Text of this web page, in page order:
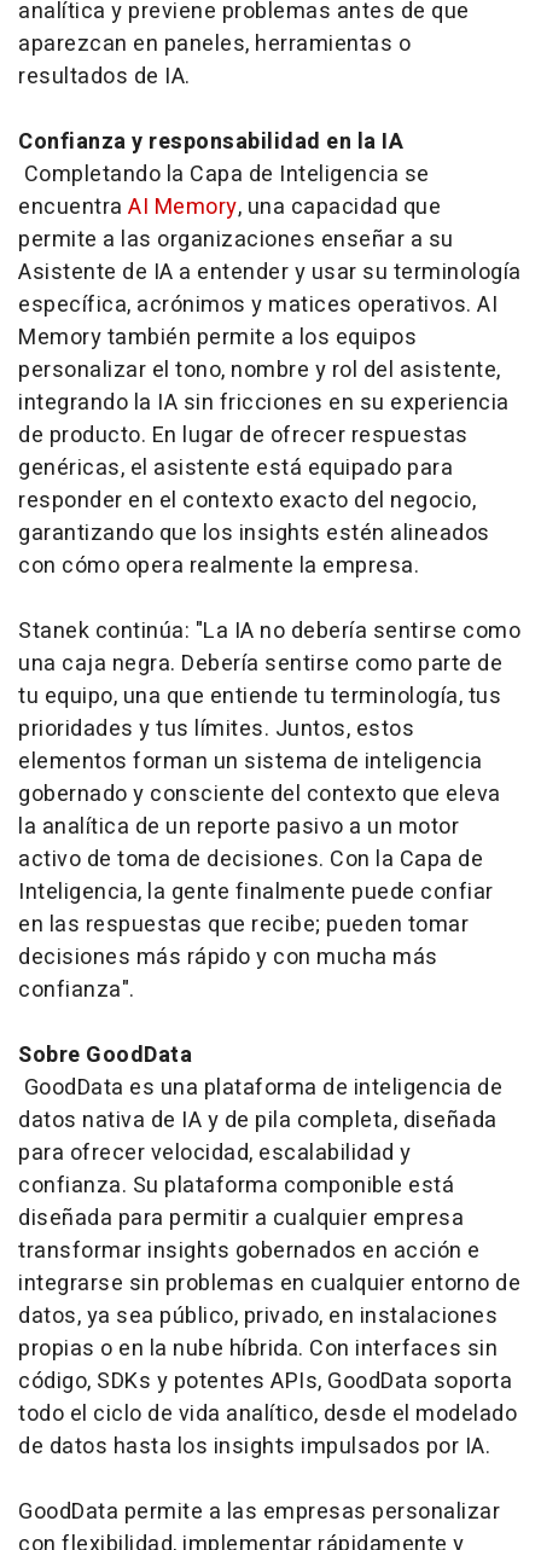
analítica y previene problemas antes de que
aparezcan en paneles, herramientas o
resultados de IA.
Confianza y responsabilidad en la IA
Completando la Capa de Inteligencia se
encuentra AI Memory, una capacidad que
permite a las organizaciones enseñar a su
Asistente de IA a entender y usar su terminología
específica, acrónimos y matices operativos. AI
Memory también permite a los equipos
personalizar el tono, nombre y rol del asistente,
integrando la IA sin fricciones en su experiencia
de producto. En lugar de ofrecer respuestas
genéricas, el asistente está equipado para
responder en el contexto exacto del negocio,
garantizando que los insights estén alineados
con cómo opera realmente la empresa.
Stanek continúa: "La IA no debería sentirse como
una caja negra. Debería sentirse como parte de
tu equipo, una que entiende tu terminología, tus
prioridades y tus límites. Juntos, estos
elementos forman un sistema de inteligencia
gobernado y consciente del contexto que eleva
la analítica de un reporte pasivo a un motor
activo de toma de decisiones. Con la Capa de
Inteligencia, la gente finalmente puede confiar
en las respuestas que recibe; pueden tomar
decisiones más rápido y con mucha más
confianza".
Sobre GoodData
GoodData es una plataforma de inteligencia de
datos nativa de IA y de pila completa, diseñada
para ofrecer velocidad, escalabilidad y
confianza. Su plataforma componible está
diseñada para permitir a cualquier empresa
transformar insights gobernados en acción e
integrarse sin problemas en cualquier entorno de
datos, ya sea público, privado, en instalaciones
propias o en la nube híbrida. Con interfaces sin
código, SDKs y potentes APIs, GoodData soporta
todo el ciclo de vida analítico, desde el modelado
de datos hasta los insights impulsados por IA.
GoodData permite a las empresas personalizar